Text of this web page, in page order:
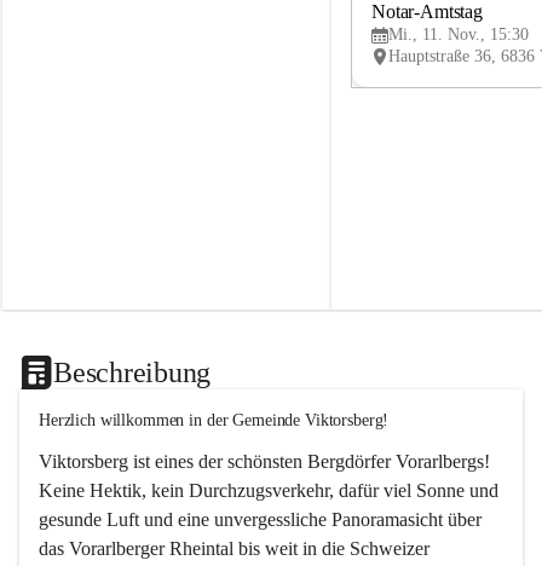
Notar-Amtstag
Mi., 11. Nov., 15:30
Beschreibung
Herzlich willkommen in der Gemeinde Viktorsberg!
Viktorsberg ist eines der schönsten Bergdörfer Vorarlbergs!
Keine Hektik, kein Durchzugsverkehr, dafür viel Sonne und
gesunde Luft und eine unvergessliche Panoramasicht über
das Vorarlberger Rheintal bis weit in die Schweizer